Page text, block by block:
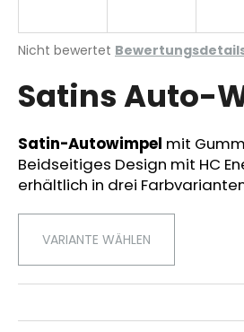
Die
Produktbewertung
ist
von
5
Sternen.
Nicht bewertet
Satins Auto-
Satin-Autowimpel mit
Beidseitiges Design mit HC
erhältlich in drei
VARIANTE WÄHLEN
W
i
r
f
e
l